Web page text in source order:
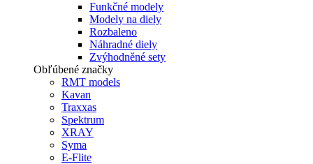
Funkčné modely
Modely na diely
Rozbaleno
Náhradné diely
Zvýhodněné sety
Obľúbené značky
RMT models
Kavan
Traxxas
Spektrum
XRAY
Syma
E-Flite